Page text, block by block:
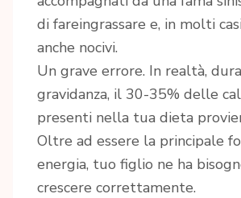
di fareingrassare e, in molti
anche nocivi.
Un grave errore. In realtà,
gravidanza, il 30-35% delle
presenti nella tua dieta
Oltre ad essere la principale
energia, tuo figlio ne ha
crescere correttamente.